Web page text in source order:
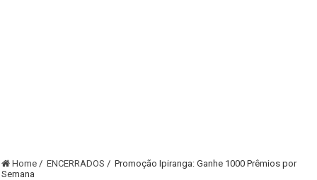
Home / ENCERRADOS / Promoção Ipiranga: Ganhe 1000 Prêmios por
Semana